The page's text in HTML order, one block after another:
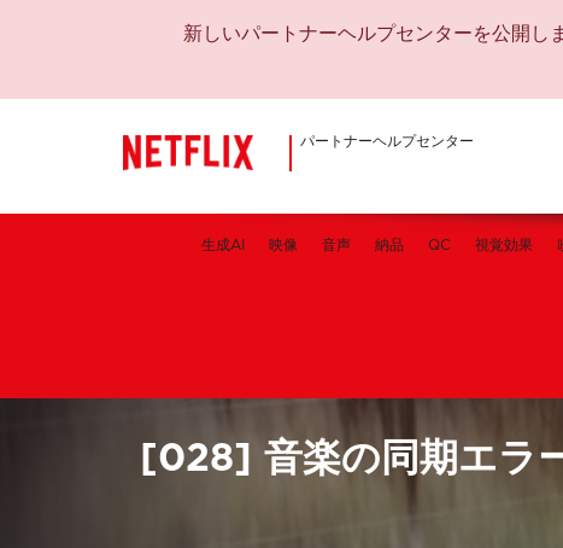
新しいパートナーヘルプセンターを公開し
パートナーヘルプセンター
生成AI 映像 音声 納品 QC 視覚効果
[028] 音楽の同期エラ